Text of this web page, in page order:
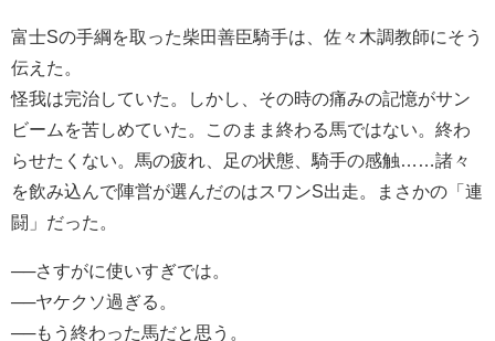
富士Sの手綱を取った柴田善臣騎手は、佐々木調教師にそう
伝えた。
怪我は完治していた。しかし、その時の痛みの記憶がサン
ビームを苦しめていた。このまま終わる馬ではない。終わ
らせたくない。馬の疲れ、足の状態、騎手の感触……諸々
を飲み込んで陣営が選んだのはスワンS出走。まさかの「連
闘」だった。
──さすがに使いすぎでは。
──ヤケクソ過ぎる。
──もう終わった馬だと思う。